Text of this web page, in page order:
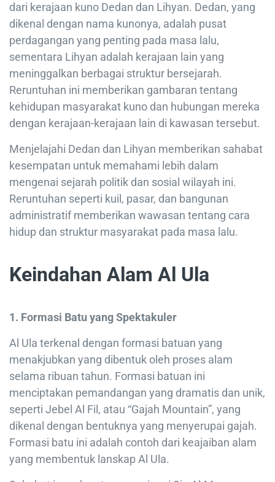
dari kerajaan kuno Dedan dan Lihyan. Dedan, yang
dikenal dengan nama kunonya, adalah pusat
perdagangan yang penting pada masa lalu,
sementara Lihyan adalah kerajaan lain yang
meninggalkan berbagai struktur bersejarah.
Reruntuhan ini memberikan gambaran tentang
kehidupan masyarakat kuno dan hubungan mereka
dengan kerajaan-kerajaan lain di kawasan tersebut.
Menjelajahi Dedan dan Lihyan memberikan sahabat
kesempatan untuk memahami lebih dalam
mengenai sejarah politik dan sosial wilayah ini.
Reruntuhan seperti kuil, pasar, dan bangunan
administratif memberikan wawasan tentang cara
hidup dan struktur masyarakat pada masa lalu.
Keindahan Alam Al Ula
1. Formasi Batu yang Spektakuler
Al Ula terkenal dengan formasi batuan yang
menakjubkan yang dibentuk oleh proses alam
selama ribuan tahun. Formasi batuan ini
menciptakan pemandangan yang dramatis dan unik,
seperti Jebel Al Fil, atau “Gajah Mountain”, yang
dikenal dengan bentuknya yang menyerupai gajah.
Formasi batu ini adalah contoh dari keajaiban alam
yang membentuk lanskap Al Ula.